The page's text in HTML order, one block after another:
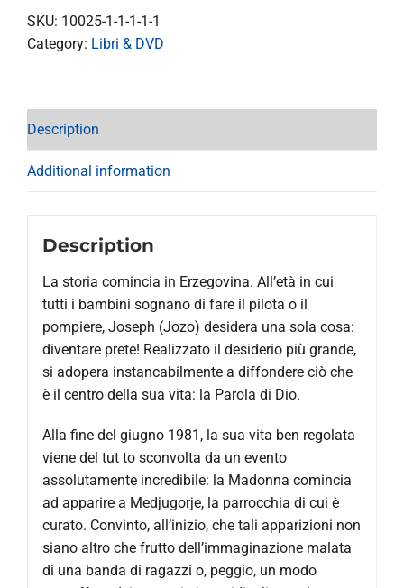
padre
Jozo
quantity
SKU: 10025-1-1-1-1-1
Category: Libri & DVD
Description
Additional information
Description
La storia comincia in Erzegovina. All’età in cui
tutti i bambini sognano di fare il pilota o il
pompiere, Joseph (Jozo) desidera una sola cosa:
diventare prete! Realizzato il desiderio più grande,
si adopera instancabilmente a di­ffondere ciò che
è il centro della sua vita: la Parola di Dio.
Alla fine del giugno 1981, la sua vita ben regolata
viene del tut to sconvolta da un evento
assolutamente incredibile: la Madonna comincia
ad apparire a Medjugorje, la parrocchia di cui è
curato. Convinto, all’inizio, che tali apparizioni non
siano altro che frutto dell’immaginazione malata
di una banda di ragazzi o, peggio, un modo